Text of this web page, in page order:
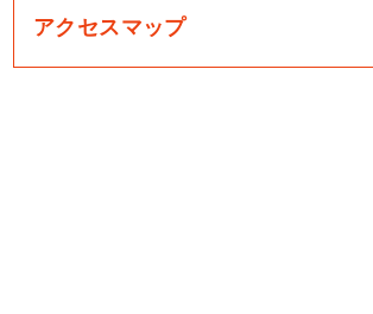
アクセスマップ